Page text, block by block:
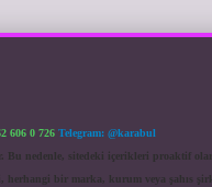
606 0 726 Telegram: @karabul
nedenle, sitedeki içerikleri proaktif
bir marka, kurum veya şahıs